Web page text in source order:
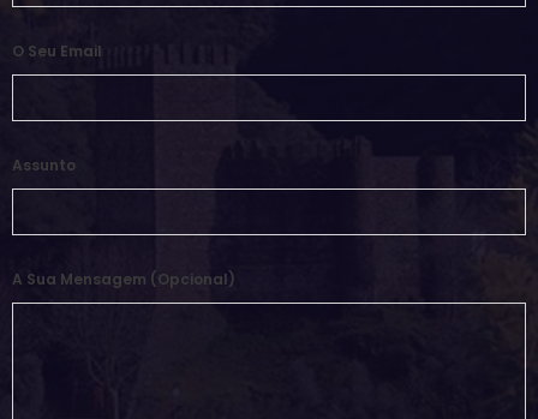
O Seu Email
Assunto
A Sua Mensagem (opcional)